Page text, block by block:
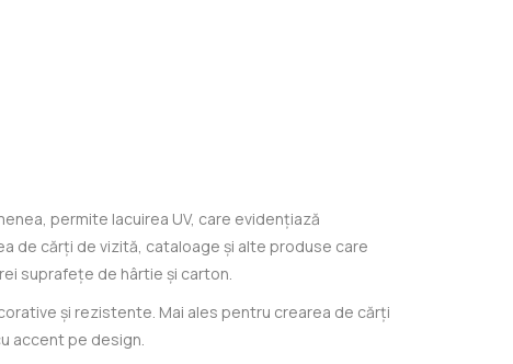
permite lacuirea UV, care evidențiază
de cărți de vizită, cataloage și alte produse care
suprafețe de hârtie și carton.
și rezistente. Mai ales pentru crearea de cărți
accent pe design.